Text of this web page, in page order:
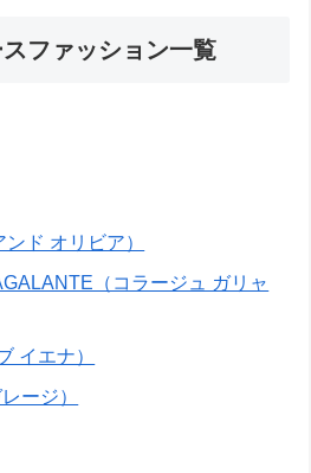
ファッション一覧
ド オリビア）
（コラージュ ガリャ
イエナ）
ージ）